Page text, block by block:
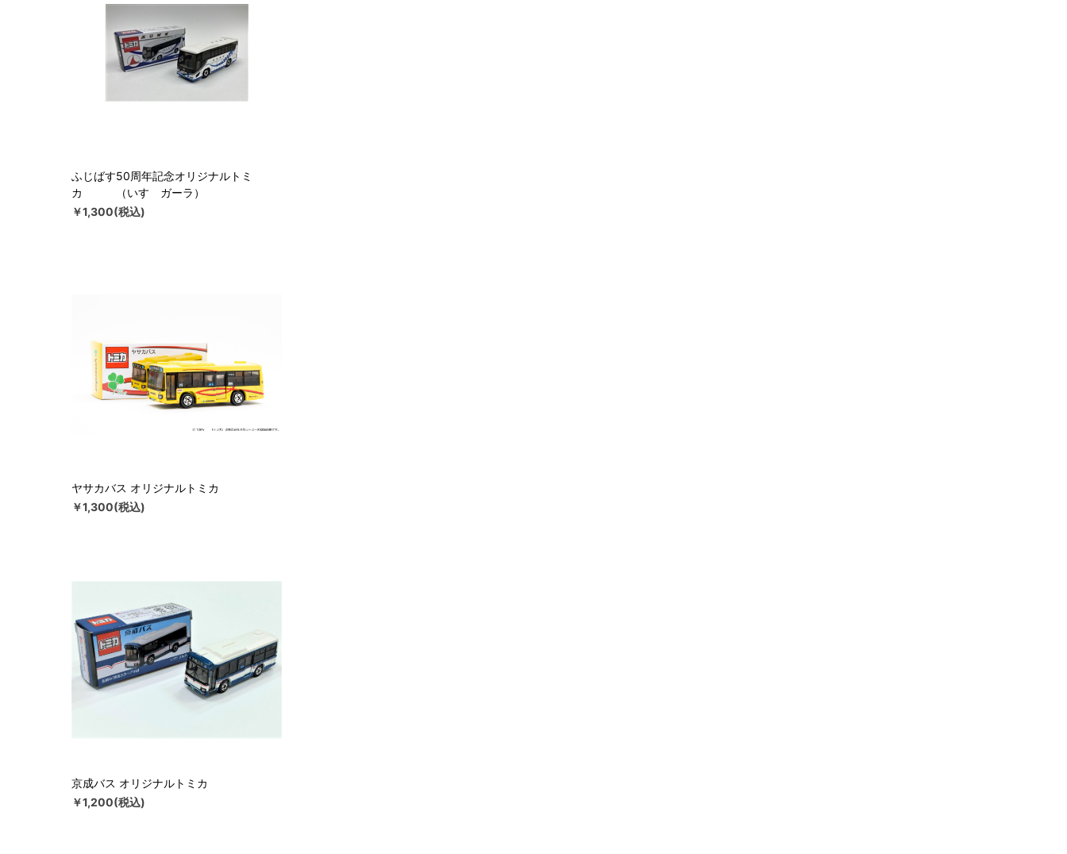
ふじばす50周年記念オリジナルトミ
カ （いすゞガーラ）
￥1,300(税込)
ヤサカバス オリジナルトミカ
￥1,300(税込)
京成バス オリジナルトミカ
￥1,200(税込)